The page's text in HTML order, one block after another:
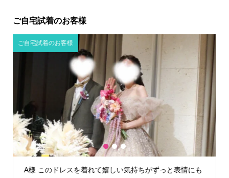
ご自宅試着のお客様
と表情にも
K様 TIG dressさんでウェディングドレスを借りて
ご自宅試着のお客様
1 2 3